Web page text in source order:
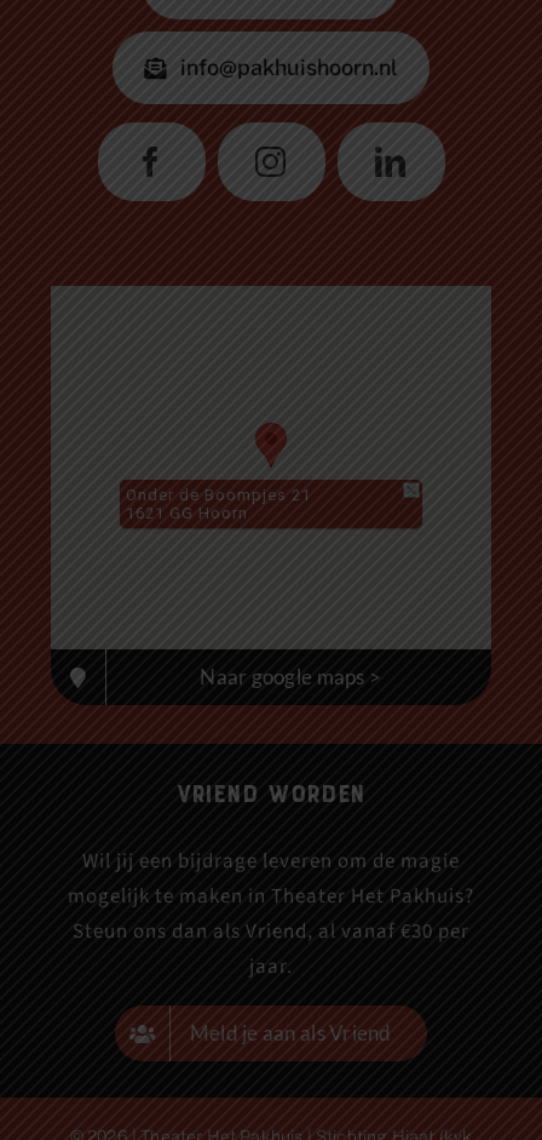
Onder de Boompjes 21
1621 GG Hoorn
Naar google maps >
info@pakhuishoorn.nl
Vriend worden
Wil jij een bijdrage leveren om de magie
mogelijk te maken in Theater Het Pakhuis?
Steun ons dan als Vriend, al vanaf €30 per
jaar.
Meld je aan als Vriend